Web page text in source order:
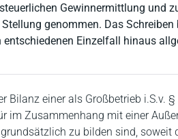
Gewinnermittlung und
genommen. Das
Einzelfall hinaus
Bilanz einer als Großbetrieb i.S.v.
im Zusammenhang mit einer
zu bilden sind, soweit